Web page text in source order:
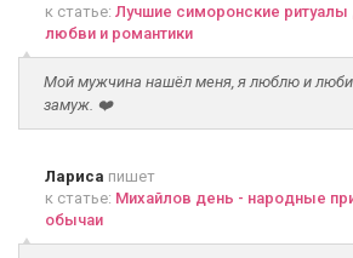
к статье: Лучшие симоронские ритуалы
любви и романтики
Мой мужчина нашёл меня, я люблю и
замуж. ❤️
Лариса пишет
к статье: Михайлов день - народные
обычаи